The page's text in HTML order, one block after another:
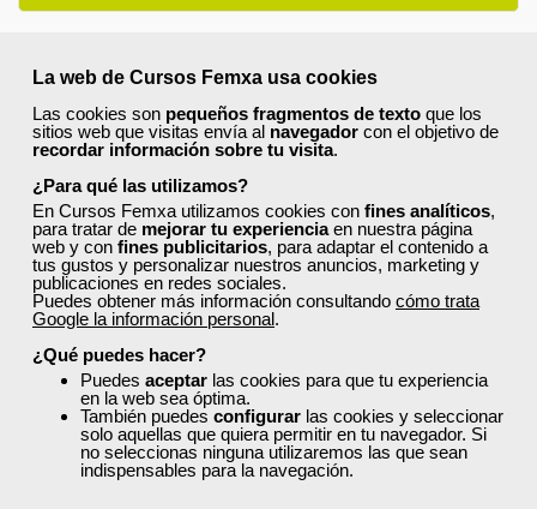
La web de Cursos Femxa usa cookies
Las cookies son pequeños fragmentos de texto que los
sitios web que visitas envía al navegador con el objetivo de
recordar información sobre tu visita.
¿Para qué las utilizamos?
En Cursos Femxa utilizamos cookies con fines analíticos,
para tratar de mejorar tu experienciaen nuestra página
web y con fines publicitarios, para adaptar el contenido a
tus gustos y personalizar nuestros anuncios, marketing y
publicaciones en redes sociales.
Puedes obtener más información consultando cómo trata
Google la información personal.
¿Qué puedes hacer?
Puedes aceptar las cookies para que tu experiencia
en la web sea óptima.
También puedes configurar las cookies y seleccionar
solo aquellas que quiera permitir en tu navegador. Si
no seleccionas ninguna utilizaremos las que sean
indispensables para la navegación.
Centro, Fechas Y Horarios
Formación 100% Subvencionada por:
Comentarios (0)
Preguntas frecuentes sobre la
formación de Femxa